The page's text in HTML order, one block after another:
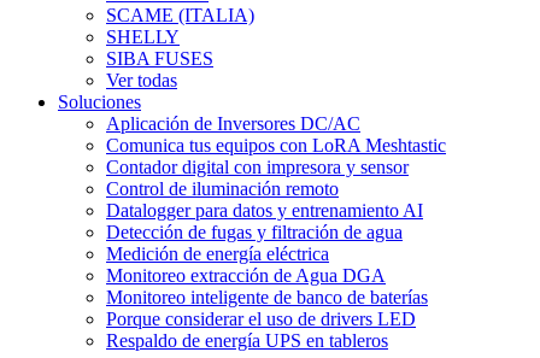
SCAME (ITALIA)
SHELLY
SIBA FUSES
Ver todas
Soluciones
Aplicación de Inversores DC/AC
Comunica tus equipos con LoRA Meshtastic
Contador digital con impresora y sensor
Control de iluminación remoto
Datalogger para datos y entrenamiento AI
Detección de fugas y filtración de agua
Medición de energía eléctrica
Monitoreo extracción de Agua DGA
Monitoreo inteligente de banco de baterías
Porque considerar el uso de drivers LED
Respaldo de energía UPS en tableros